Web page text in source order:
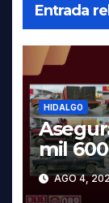
Entrada
HIDALGO
mil
y dos
Tula
AGO 4,